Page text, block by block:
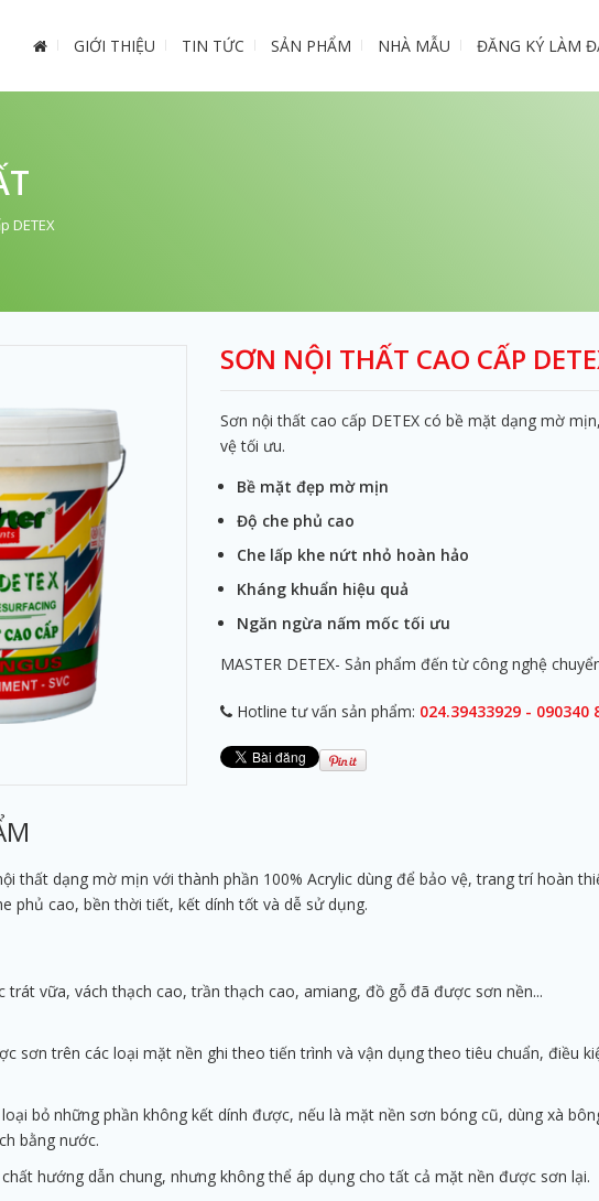
GIỚI THIỆU TIN TỨC SẢN PHẨM NHÀ MẪU ĐĂNG KÝ LÀM
DETEX
SƠN NỘI THẤT CAO CẤP
Sơn nội thất cao cấp DETEX có bề mặt dạng mờ
vệ tối ưu.
Bề mặt đẹp mờ mịn
Độ che phủ cao
Che lấp khe nứt nhỏ hoàn hảo
Kháng khuẩn hiệu quả
Ngăn ngừa nấm mốc tối ưu
MASTER DETEX- Sản phẩm đến từ công nghệ
Hotline tư vấn sản phẩm: 024.39433929 - 090340
thất dạng mờ mịn với thành phần 100% Acrylic dùng để bảo vệ, trang trí hoàn
phủ cao, bền thời tiết, kết dính tốt và dễ sử dụng.
vữa, vách thạch cao, trần thạch cao, amiang, đồ gỗ đã được sơn nền..­.
sơn trên các loại mặt nền ghi theo tiến trình và vận dụng theo tiêu chuẩn, điều
bỏ những phần không kết dính được, nếu là mặt nền sơn bóng cũ, dùng xà
bằng nước.
hướng dẫn chung, nhưng không thể áp dụng cho tất cả mặt nền được sơn lại.